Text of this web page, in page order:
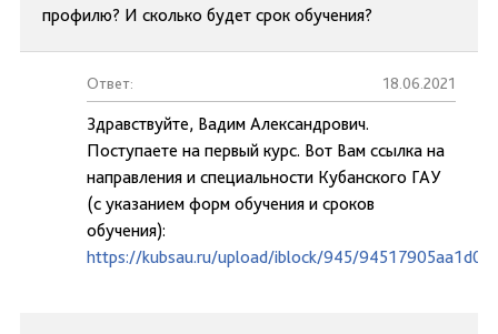
профилю? И сколько будет срок обучения?
Ответ: 18.06.2021
Здравствуйте, Вадим Александрович.
Поступаете на первый курс. Вот Вам ссылка на
направления и специальности Кубанского ГАУ
(с указанием форм обучения и сроков
обучения):
https://kubsau.ru/upload/iblock/945/